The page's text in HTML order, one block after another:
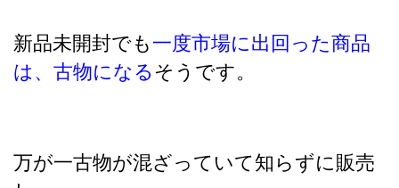
新品未開封でも一度市場に出回った商品
は、古物になる そうです。
万が一古物が混ざっていて知らずに販売